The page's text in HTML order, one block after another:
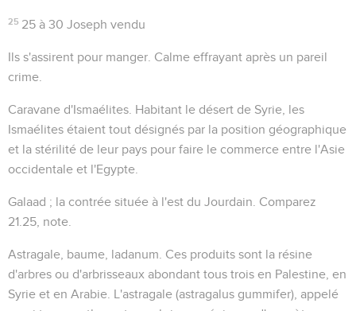
25 25 à 30 Joseph vendu
Ils s'assirent pour manger . Calme effrayant après un pareil
crime.
Caravane d'Ismaélites . Habitant le désert de Syrie, les
Ismaélites étaient tout désignés par la position géographique
et la stérilité de leur pays pour faire le commerce entre l'Asie
occidentale et l'Egypte.
Galaad ; la contrée située à l'est du Jourdain. Comparez
21.25 , note.
Astragale, baume, ladanum . Ces produits sont la résine
d'arbres ou d'arbrisseaux abondant tous trois en Palestine, en
Syrie et en Arabie. L'astragale (astragalus gummifer), appelé